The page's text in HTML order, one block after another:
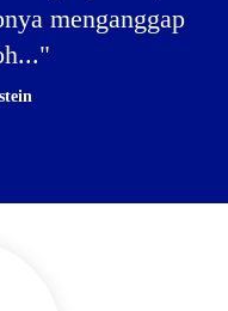
menganggap